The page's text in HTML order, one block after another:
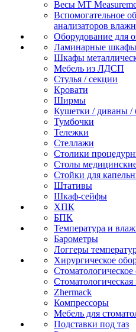
Весы MT
Вспомогательное
анализаторов
Оборудование для
Ламинарные
Шкафы
Мебель из ЛДСП
Стулья / секции
Кровати
Ширмы
Кушетки / диваны /
Тумбочки
Тележки
Стеллажи
Столики
Столы
Стойки для
Штативы
Шкаф-сейфы
ХПК
БПК
Температура и
Барометры
Логгеры
Хирургическое
Стоматологическая
Zhermack
Компрессоры
Мебель для
Подставки под таз